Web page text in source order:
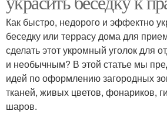
Как быстро, недорого и эффектно
беседку или террасу дома для
сделать этот укромный уголок для
и необычным? В этой статье мы
идей по оформлению загородных
тканей, живых цветов, фонариков,
шаров.